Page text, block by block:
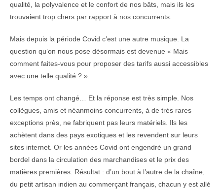
qualité, la polyvalence et le confort de nos bâts, mais ils les
trouvaient trop chers par rapport à nos concurrents.
Mais depuis la période Covid c’est une autre musique. La
question qu’on nous pose désormais est devenue « Mais
comment faites-vous pour proposer des tarifs aussi accessibles
avec une telle qualité ? ».
Les temps ont changé… Et la réponse est très simple. Nos
collègues, amis et néanmoins concurrents, à de très rares
exceptions près, ne fabriquent pas leurs matériels. Ils les
achètent dans des pays exotiques et les revendent sur leurs
sites internet. Or les années Covid ont engendré un grand
bordel dans la circulation des marchandises et le prix des
matières premières. Résultat : d’un bout à l’autre de la chaîne,
du petit artisan indien au commerçant français, chacun y est allé